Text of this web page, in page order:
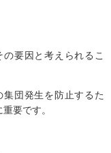
要因と考えられるこ
団発生を防止するた
要です。